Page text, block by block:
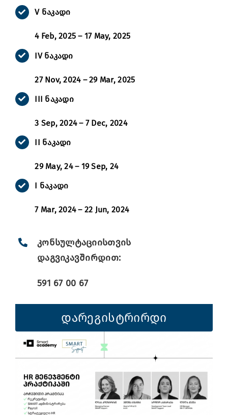
V ნაკადი
4 Feb, 2025 – 17 May, 2025
IV ნაკადი
27 Nov, 2024 – 29 Mar, 2025
III ნაკადი
3 Sep, 2024 – 7 Dec, 2024
II ნაკადი
29 May, 24 – 19 Sep, 24
I ნაკადი
7 Mar, 2024 – 22 Jun, 2024
კონსულტაციისთვის
დაგვიკავშირდით:
591 67 00 67
დარეგისტრირდი